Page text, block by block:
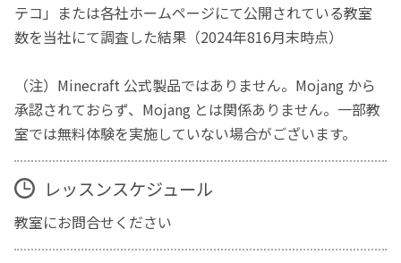
テコ」または各社ホームページにて公開されている教室
数を当社にて調査した結果（2024年816月末時点）
（注）Minecraft 公式製品ではありません。Mojang から
承認されておらず、Mojang とは関係ありません。一部教
室では無料体験を実施していない場合がございます。
レッスンスケジュール
教室にお問合せください